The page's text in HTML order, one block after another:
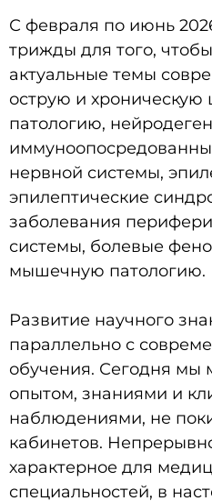
С февраля по июнь
трижды для того,
актуальные темы
острую и хроническую
патологию,
нервной системы,
эпилептические
заболевания
системы, болевые
мышечную патологию.
Развитие научного
параллельно с
обучения. Сегодня мы
опытом, знаниями и
наблюдениями, не
кабинетов.
характерное для
специальностей, в